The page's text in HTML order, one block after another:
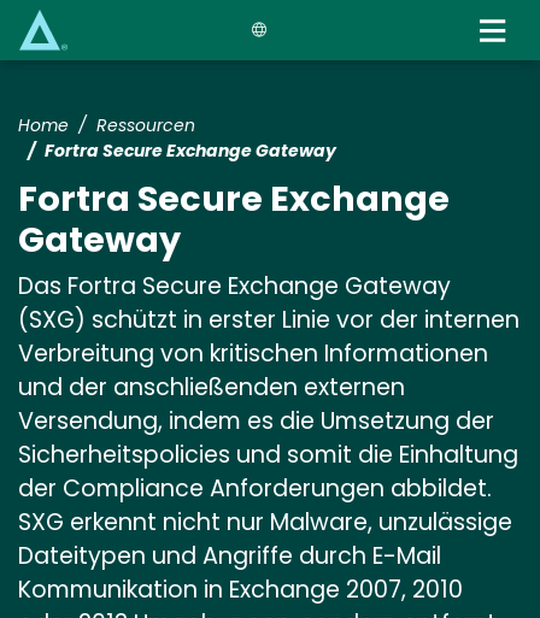
Home
Ressourcen
Fortra Secure Exchange Gateway
Fortra Secure Exchange
Gateway
Das Fortra Secure Exchange Gateway
(SXG) schützt in erster Linie vor der internen
Verbreitung von kritischen Informationen
und der anschließenden externen
Versendung, indem es die Umsetzung der
Sicherheitspolicies und somit die Einhaltung
der Compliance Anforderungen abbildet.
SXG erkennt nicht nur Malware, unzulässige
Dateitypen und Angriffe durch E-Mail
Kommunikation in Exchange 2007, 2010